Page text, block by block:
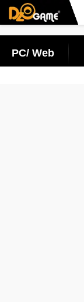
PC/ Web
cùng Pocketpair đưa